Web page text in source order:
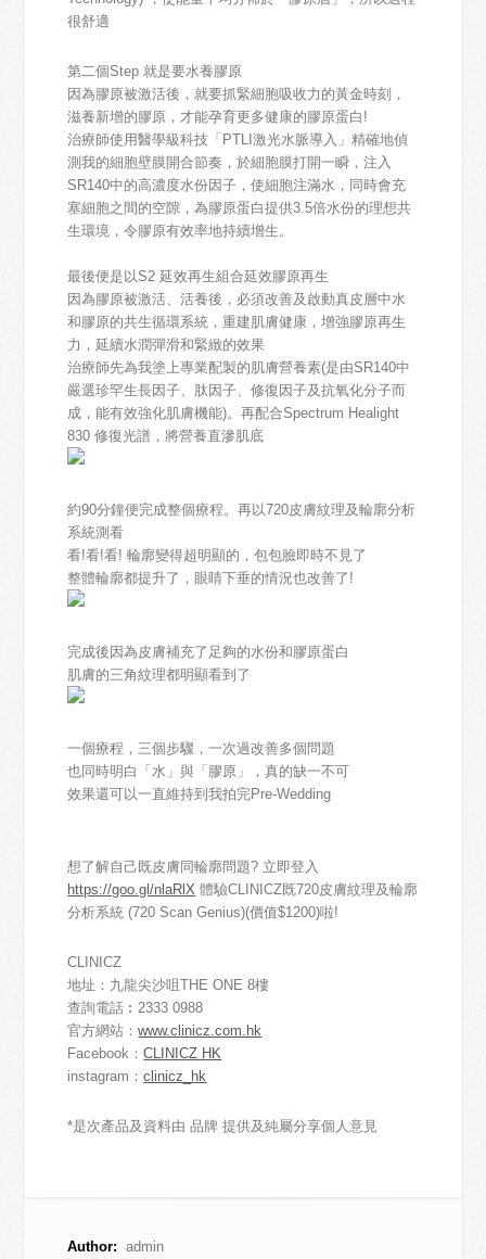
很舒適
第二個Step 就是要水養膠原
因為膠原被激活後，就要抓緊細胞吸收力的黃金時刻，
滋養新增的膠原，才能孕育更多健康的膠原蛋白!
治療師使用醫學級科技「PTLI激光水脈導入」精確地偵
測我的細胞壁膜開合節奏，於細胞膜打開一瞬，注入
SR140中的高濃度水份因子，使細胞注滿水，同時會充
塞細胞之間的空隙，為膠原蛋白提供3.5倍水份的理想共
生環境，令膠原有效率地持續增生。
最後便是以S2 延效再生組合延效膠原再生
因為膠原被激活、活養後，必須改善及啟動真皮層中水
和膠原的共生循環系統，重建肌膚健康，增強膠原再生
力，延續水潤彈滑和緊緻的效果
治療師先為我塗上專業配製的肌膚營養素(是由SR140中
嚴選珍罕生長因子、肽因子、修復因子及抗氧化分子而
成，能有效強化肌膚機能)。再配合Spectrum Healight
830 修復光譜，將營養直滲肌底
約90分鐘便完成整個療程。再以720皮膚紋理及輪廓分析
系統測看
看!看!看! 輪廓變得超明顯的，包包臉即時不見了
整體輪廓都提升了，眼睛下垂的情況也改善了!
完成後因為皮膚補充了足夠的水份和膠原蛋白
肌膚的三角紋理都明顯看到了
一個療程，三個步驟，一次過改善多個問題
也同時明白「水」與「膠原」，真的缺一不可
效果還可以一直維持到我拍完Pre-Wedding
想了解自己既皮膚同輪廓問題? 立即登入
https://goo.gl/nlaRlX 體驗CLINICZ既720皮膚紋理及輪廓
分析系統 (720 Scan Genius)(價值$1200)啦!
CLINICZ
地址：九龍尖沙咀THE ONE 8樓
查詢電話︰2333 0988
官方網站：www.clinicz.com.hk
Facebook：CLINICZ HK
instagram：clinicz_hk
*是次產品及資料由 品牌 提供及純屬分享個人意見
Author:
admin